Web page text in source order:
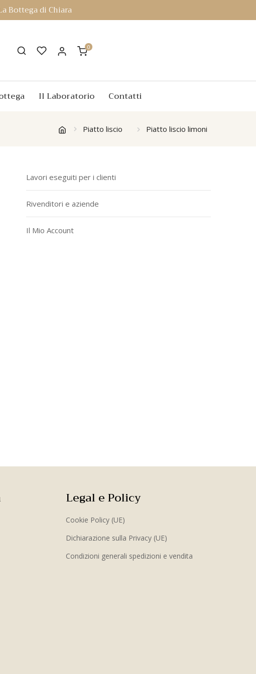
Bottega di Chiara
0
Il Laboratorio Contatti
Piatto liscio Piatto liscio limoni
Lavori eseguiti per i clienti
Rivenditori e aziende
Il Mio Account
Legal e Policy
Cookie Policy (UE)
Dichiarazione sulla Privacy (UE)
Condizioni generali spedizioni e vendita